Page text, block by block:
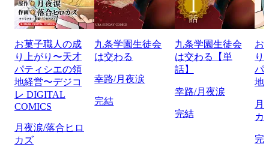
お菓子職人の成
り上がり〜天才
パティシエの領
地経営〜デジコ
レ DIGITAL
COMICS
月夜涙/落合ヒロ
カズ
九条学園生徒会
は交わる
幸路/月夜涙
完結
九条学園生徒会
は交わる【単
話】
幸路/月夜涙
完結
お
り
パ
地
月
カ
完